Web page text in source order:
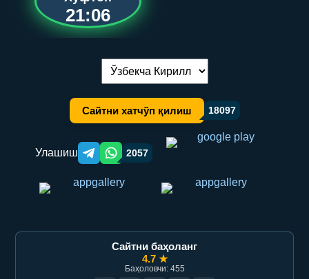
21:06
Тилни алмаштириш:
Сайтни хатчўп қилиш 18097
Улашиш Telegram orqali ulashish
WhatsApp orqali ulashish
2057
Сайтни баҳоланг
4.7 ★
Баҳоловчи: 455